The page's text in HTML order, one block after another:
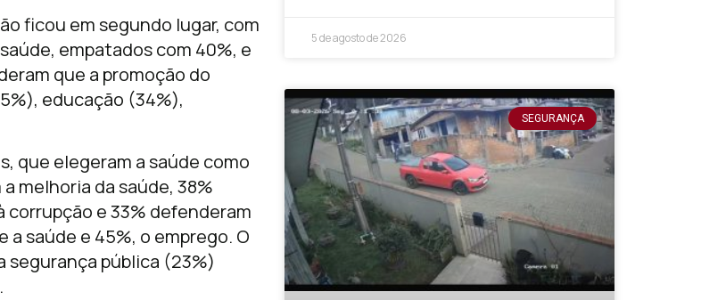
ficou em segundo lugar, com
empatados com 40%, e
que a promoção do
educação (34%),
que elegeram a saúde como
melhoria da saúde, 38%
corrupção e 33% defenderam
saúde e 45%, o emprego. O
segurança pública (23%)
5 de agosto de 2026
SEGURANÇA